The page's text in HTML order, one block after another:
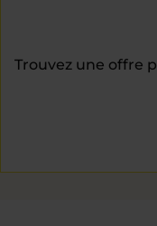
Trouvez une offre